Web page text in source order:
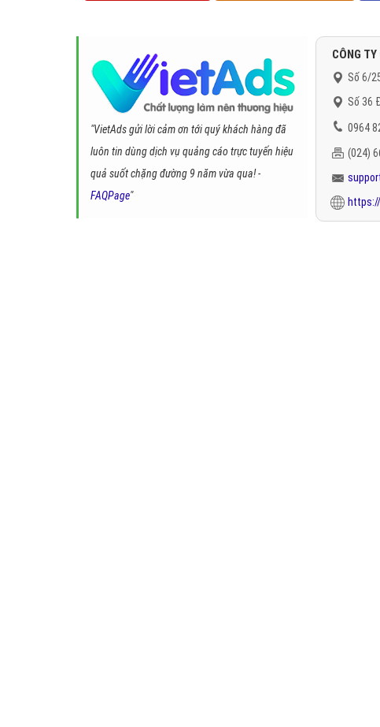
"VietAds gửi lời cảm ơn tới quý khách hàng đã
luôn tin dùng dịch vụ quảng cáo trực tuyến hiệu
quả suốt chặng đường 9 năm vừa qua! -
FAQPage"
CÔNG
Số 6/
Số 36
0964
(024)